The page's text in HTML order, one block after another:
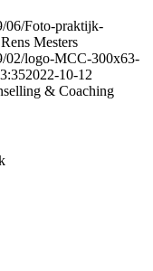
06/Foto-praktijk-
Rens Mesters
02/logo-MCC-300x63-
2022-10-12
& Coaching